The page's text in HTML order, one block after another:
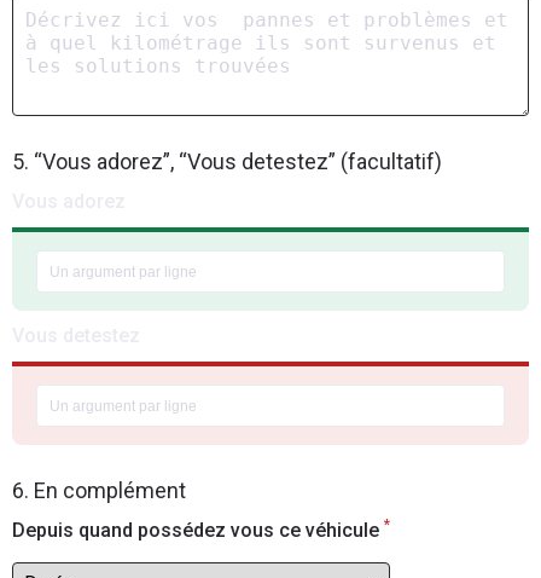
5. “Vous adorez”, “Vous detestez” (facultatif)
6. En complément
Depuis quand possédez vous ce véhicule *